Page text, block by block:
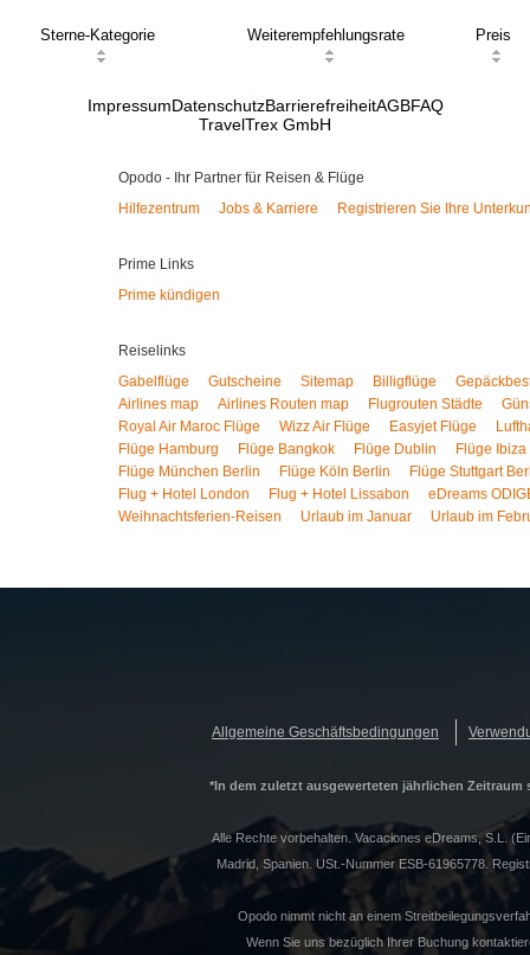
Sterne-Kategorie Weiterempfehlungsrate Preis
ImpressumDatenschutzBarrierefreiheitAGBFAQ
TravelTrex GmbH